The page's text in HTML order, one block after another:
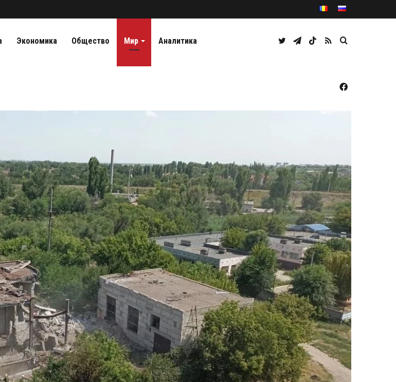
Экономика Общество Мир Аналитика Caută
RSS
TikTok
Telegram
Twitter
Facebook